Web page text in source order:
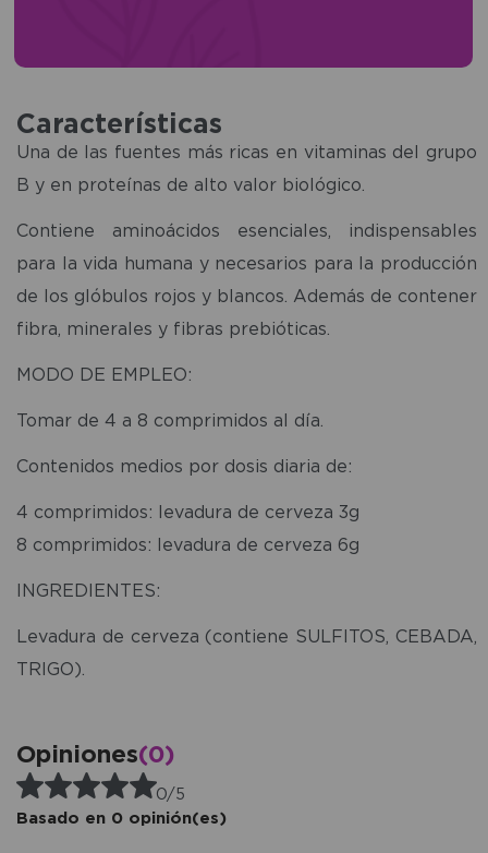
Características
Una de las fuentes más ricas en vitaminas del grupo
B y en proteínas de alto valor biológico.
Contiene aminoácidos esenciales, indispensables
para la vida humana y necesarios para la producción
de los glóbulos rojos y blancos. Además de contener
fibra, minerales y fibras prebióticas.
MODO DE EMPLEO:
Tomar de 4 a 8 comprimidos al día.
Contenidos medios por dosis diaria de:
4 comprimidos: levadura de cerveza 3g
8 comprimidos: levadura de cerveza 6g
INGREDIENTES:
Levadura de cerveza (contiene SULFITOS, CEBADA,
TRIGO).
Opiniones(0)
0/5
Basado en 0 opinión(es)